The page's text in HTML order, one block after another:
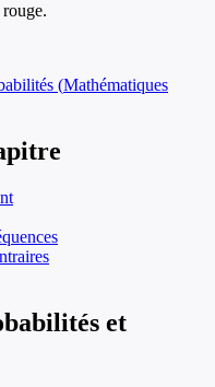
(Mathématiques
et